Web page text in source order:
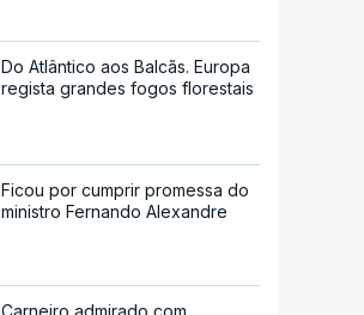
Do Atlântico aos Balcãs. Europa
regista grandes fogos florestais
Ficou por cumprir promessa do
ministro Fernando Alexandre
Carneiro admirado com